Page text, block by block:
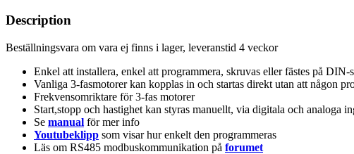
Description
Beställningsvara om vara ej finns i lager, leveranstid 4 veckor
Enkel att installera, enkel att programmera, skruvas eller fästes på DIN-
Vanliga 3-fasmotorer kan kopplas in och startas direkt utan att någon
Frekvensomriktare för 3-fas motorer
Start,stopp och hastighet kan styras manuellt, via digitala och analoga
Se manual för mer info
Youtubeklipp som visar hur enkelt den programmeras
Läs om RS485 modbuskommunikation på forumet